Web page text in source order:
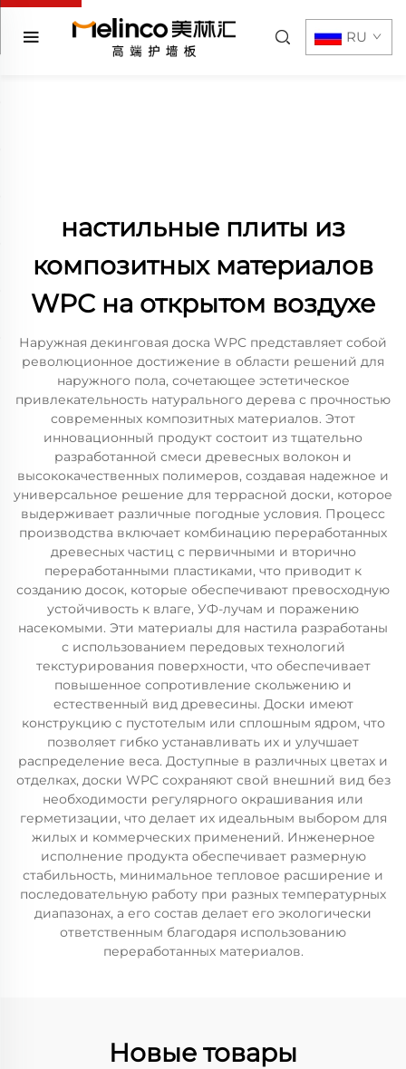
RU
настильные плиты из
композитных материалов
WPC на открытом воздухе
Наружная декинговая доска WPC представляет собой
революционное достижение в области решений для
наружного пола, сочетающее эстетическое
привлекательность натурального дерева с прочностью
современных композитных материалов. Этот
инновационный продукт состоит из тщательно
разработанной смеси древесных волокон и
высококачественных полимеров, создавая надежное и
универсальное решение для террасной доски, которое
выдерживает различные погодные условия. Процесс
производства включает комбинацию переработанных
древесных частиц с первичными и вторично
переработанными пластиками, что приводит к
созданию досок, которые обеспечивают превосходную
устойчивость к влаге, УФ-лучам и поражению
насекомыми. Эти материалы для настила разработаны
с использованием передовых технологий
текстурирования поверхности, что обеспечивает
повышенное сопротивление скольжению и
естественный вид древесины. Доски имеют
конструкцию с пустотелым или сплошным ядром, что
позволяет гибко устанавливать их и улучшает
распределение веса. Доступные в различных цветах и
отделках, доски WPC сохраняют свой внешний вид без
необходимости регулярного окрашивания или
герметизации, что делает их идеальным выбором для
жилых и коммерческих применений. Инженерное
исполнение продукта обеспечивает размерную
стабильность, минимальное тепловое расширение и
последовательную работу при разных температурных
диапазонах, а его состав делает его экологически
ответственным благодаря использованию
переработанных материалов.
Новые товары